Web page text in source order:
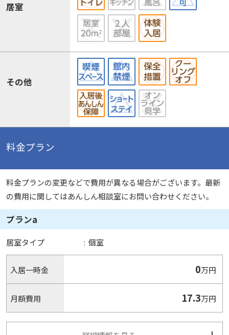
居室
その他
料金プラン
料金プランの変更などで費用が異なる場合がございます。最新
の費用に関してはあんしん相談室にお問い合わせください。
プランa
居室タイプ : 個室
入居一時金 0万円
月額費用 17.3万円